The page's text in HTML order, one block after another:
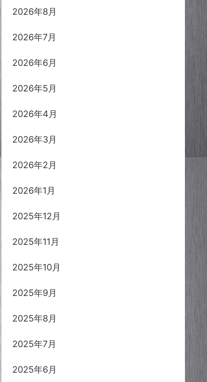
2026年8月
2026年7月
2026年6月
2026年5月
2026年4月
2026年3月
2026年2月
2026年1月
2025年12月
2025年11月
2025年10月
2025年9月
2025年8月
2025年7月
2025年6月